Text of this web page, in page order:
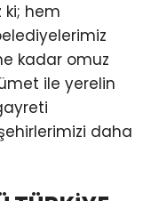
hem
kadar omuz
ile yerelin
daha